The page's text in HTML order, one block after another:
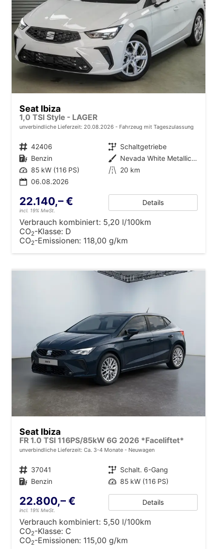
Seat Ibiza
1,0 TSI Style - LAGER
unverbindliche Lieferzeit: 20.08.2026 Fahrzeug mit Tageszulassung
Fahrzeugnr. 42406 Getriebe Schaltgetriebe
Kraftstoff Benzin Außenfarbe
Nevada White Metallic (2Y)
Leistung 85 kW (116 PS) Kilometerstand 20 km
06.08.2026
22.140,– €
incl. 19% MwSt.
Details
Verbrauch kombiniert: 5,20 l/100km
CO2-Klasse: D
CO2-Emissionen: 118,00 g/km
Seat Ibiza
FR 1.0 TSI 116PS/85kW 6G 2026 *Faceliftet*
unverbindliche Lieferzeit: Ca. 3-4 Monate Neuwagen
Fahrzeugnr. 37041 Getriebe Schalt. 6-Gang
Kraftstoff Benzin Leistung 85 kW (116 PS)
22.800,– €
incl. 19% MwSt.
Details
Verbrauch kombiniert: 5,50 l/100km
CO2-Klasse: C
CO2-Emissionen: 115,00 g/km